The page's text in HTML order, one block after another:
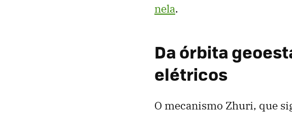
nela.
Da órbita
elétricos
O mecanismo Zhuri, que